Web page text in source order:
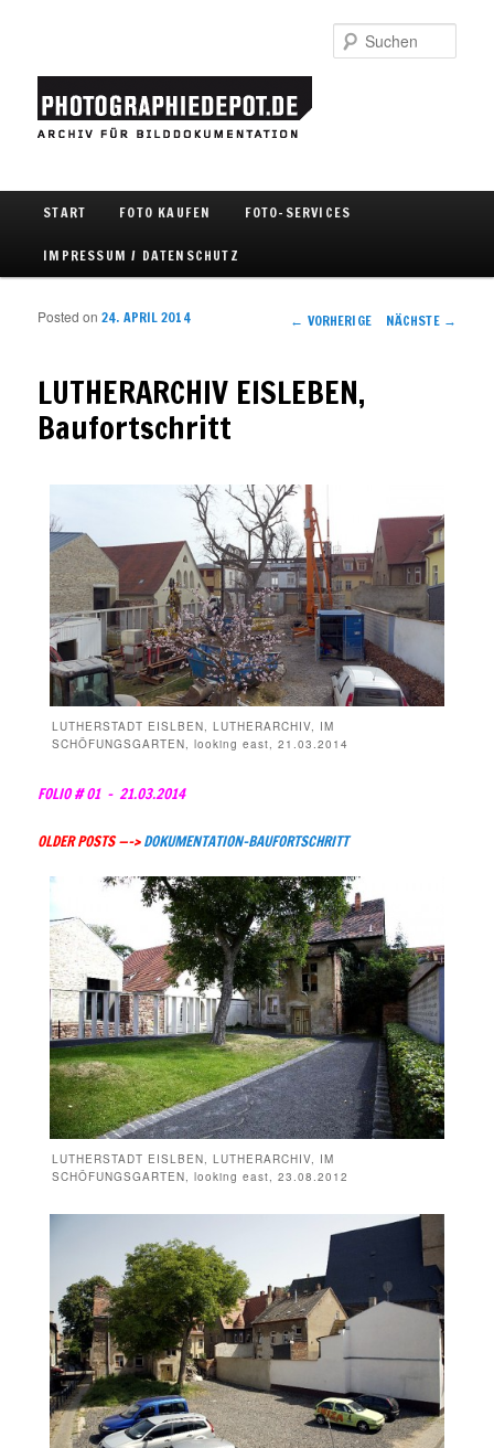
Zum Inhalt wechseln
Zum sekundären Inhalt wechseln
START FOTO KAUFEN FOTO-SERVICES
IMPRESSUM / DATENSCHUTZ
Artikelnavigation
← VORHERIGE NÄCHSTE →
LUTHERARCHIV EISLEBEN,
Baufortschritt
Posted on24. APRIL 2014
LUTHERSTADT EISLBEN, LUTHERARCHIV, IM
SCHÖFUNGSGARTEN, looking east, 21.03.2014
FOLIO # 01 – 21.03.2014
OLDER POSTS —–>DOKUMENTATION-BAUFORTSCHRITT
LUTHERSTADT EISLBEN, LUTHERARCHIV, IM
SCHÖFUNGSGARTEN, looking east, 23.08.2012